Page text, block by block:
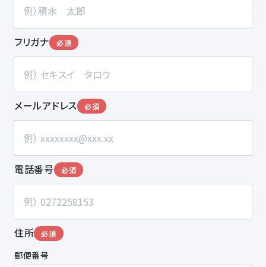
必須
フリガナ
必須
メールアドレス
必須
電話番号
必須
住所
郵便番号